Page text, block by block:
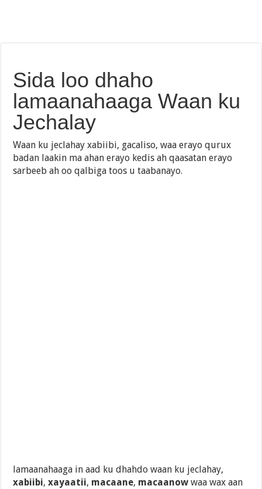
Sida loo dhaho
lamaanahaaga Waan ku
Jechalay
Waan ku jeclahay xabiibi, gacaliso, waa erayo qurux
badan laakin ma ahan erayo kedis ah qaasatan erayo
sarbeeb ah oo qalbiga toos u taabanayo.
lamaanahaaga in aad ku dhahdo waan ku jeclahay,
xabiibi,xayaatii, macaane, macaanow waa wax aan